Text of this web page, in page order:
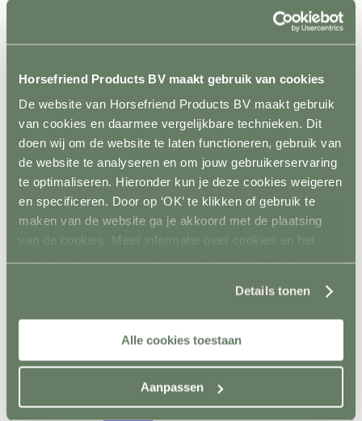
Horsefriend Products BV maakt gebruik van cookies
De website van Horsefriend Products BV maakt gebruik
van cookies en daarmee vergelijkbare technieken. Dit
doen wij om de website te laten functioneren, gebruik van
de website te analyseren en om jouw gebruikerservaring
te optimaliseren. Hieronder kun je deze cookies weigeren
en specificeren. Door op ‘OK’ te klikken of gebruik te
maken van de website ga je akkoord met de plaatsing
van de cookies. Meer informatie over cookies en het
gebruik van persoonsgegevens door Horsefriend
Details tonen
Alle cookies toestaan
Aanpassen
Kastanje
Kunststof
Beoband
Lint en koord
Lint
Koord
Permanentkabel
Schrikstroom apparaten
Isolatoren
Toebehoren schrikstroom
Buisklemmen DIY
Losse palen en liggers